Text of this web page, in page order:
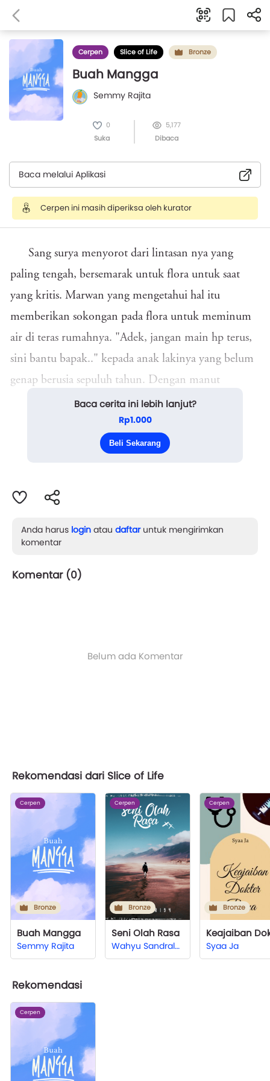
Cerpen Slice of Life Bronze
Buah Mangga
Semmy Rajita
0
Suka
5,177
Dibaca
Baca melalui Aplikasi
Cerpen ini masih diperiksa oleh kurator
Sang surya menyorot dari lintasan nya yang
paling tengah, bersemarak untuk flora untuk saat
yang kritis. Marwan yang mengetahui hal itu
memberikan sokongan pada flora untuk meminum
air di teras rumahnya. "Adek, jangan main hp terus,
sini bantu bapak.." kepada anak lakinya yang belum
genap berusia sepuluh tahun. Dengan manut
menggeletakan perangkat pintar nya dan perlahan
bangun dari sofa ruang tamu menuju bapaknya,
diambilnya corong air berbentuk gajah berwarna
Baca cerita ini lebih lanjut?
Rp1.000
Beli Sekarang
Anda harus login atau daftaruntuk mengirimkan
komentar
Komentar (0)
Belum ada Komentar
Rekomendasi dari Slice of Life
Cerpen
Bronze
Buah Mangga
Semmy Rajita
Cerpen
Bronze
Seni Olah Rasa
Wahyu Sandralukita Sari
Cerpen
Bronze
Syaa Ja
Rekomendasi
Cerpen